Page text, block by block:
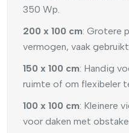
350 Wp.
200 x 100 cm: Grotere
vermogen, vaak
150 x 100 cm: Handig
ruimte of om flexibeler
100 x 100 cm: Kleinere
voor daken met